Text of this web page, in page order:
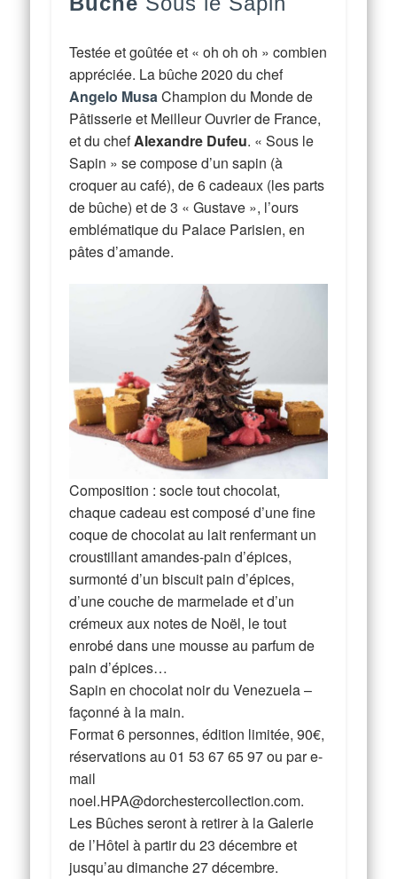
Testée et goûtée et « oh oh oh » combien
appréciée. La bûche 2020 du chef
Angelo MusaChampion du Monde de
Pâtisserie et Meilleur Ouvrier de France,
et du chefAlexandre Dufeu. « Sous le
Sapin » se compose d’un sapin (à
croquer au café), de 6 cadeaux (les parts
de bûche) et de 3 « Gustave », l’ours
emblématique du Palace Parisien, en
pâtes d’amande.
Composition : socle tout chocolat,
chaque cadeau est composé d’une fine
coque de chocolat au lait renfermant un
croustillant amandes-pain d’épices,
surmonté d’un biscuit pain d’épices,
d’une couche de marmelade et d’un
crémeux aux notes de Noël, le tout
enrobé dans une mousse au parfum de
pain d’épices…
Sapin en chocolat noir du Venezuela –
façonné à la main.
Format 6 personnes, édition limitée, 90€,
réservations au 01 53 67 65 97 ou par e-
mail
noel.HPA@dorchestercollection.com.
Les Bûches seront à retirer à la Galerie
de l’Hôtel à partir du 23 décembre et
jusqu’au dimanche 27 décembre.